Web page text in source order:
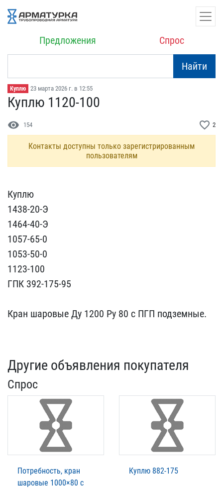
Предложения Спрос
Найти
Куплю 23 марта 2026 г. в 12:55
Куплю 1120-100
visibility 154 favorite_border 2
Контакты доступны только зарегистрированным
пользователям
Куплю
1438-20-Э
1464-40​-Э
1057-65-0
1053-50-0 ​
1123-100
ГПК 392-175-9​5
Кран шаровые Ду 120​0 Ру 80 с ПГП подземные.​
Другие объявления покупателя
Спрос
Потребность, кран
шаровые 1000×80 с
Куплю 882-175